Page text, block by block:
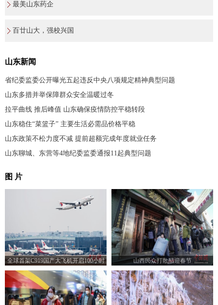
最美山东药企
百廿山大，强校兴国
山东新闻
省纪委监委公开曝光五起违反中央八项规定精神典型问题
山东多措并举保障群众安全温暖过冬
拉平曲线 推后峰值 山东确保疫情防控平稳转段
山东稳住“菜篮子” 主要生活必需品价格平稳
山东政策不松力度不减 提前超额完成年度就业任务
山东聊城、东营等4地纪委监委通报11起典型问题
图 片
全球首架C919国产大飞机开启100小时
验证飞行
山西民众打散醋迎春节